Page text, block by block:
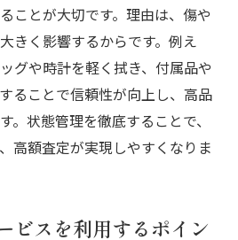
ことが大切です。理由は、傷や
きく影響するからです。例え
グや時計を軽く拭き、付属品や
ることで信頼性が向上し、高品
。状態管理を徹底することで、
高額査定が実現しやすくなりま
ビスを利用するポイン